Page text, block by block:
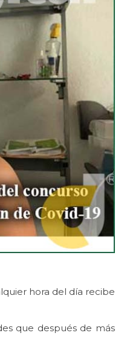
hora del día recibe
que después de más